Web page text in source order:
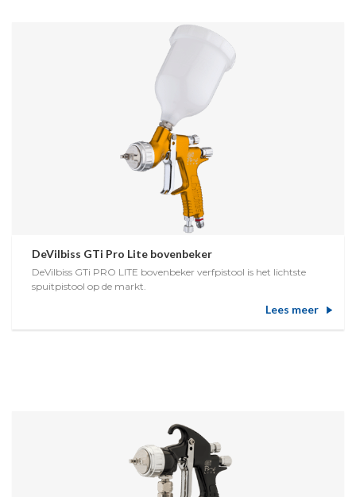
DeVilbiss GTi Pro Lite bovenbeker
DeVilbiss GTi PRO LITE bovenbeker verfpistool is het lichtste
spuitpistool op de markt.
Lees meer